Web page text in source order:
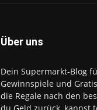
Über uns
Dein Supermarkt-Blog
Gewinnspiele und
die Regale nach den
du Geld zurück, kannst